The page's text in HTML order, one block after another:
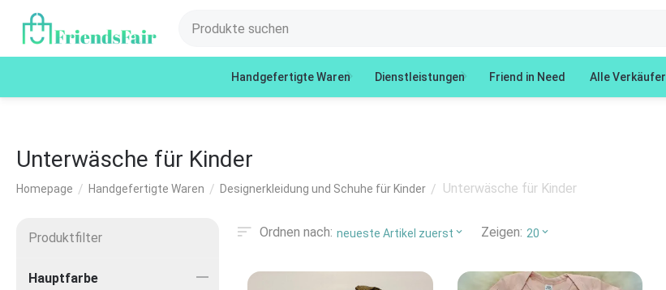
Handgefertigte Waren Dienstleistungen Friend in Need Alle Verkäufer
Unterwäsche für Kinder
Homepage / Handgefertigte Waren / Designerkleidung und Schuhe für Kinder / Unterwäsche für Kinder
Ordnen nach: neueste Artikel zuerst Zeigen: 20
Produktfilter
Hauptfarbe